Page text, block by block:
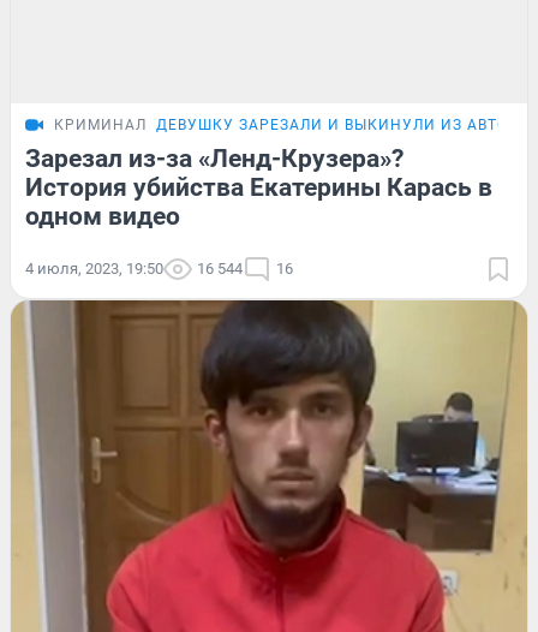
КРИМИНАЛ ДЕВУШКУ ЗАРЕЗАЛИ И ВЫКИНУЛИ ИЗ АВТО
Зарезал из-за «Ленд-Крузера»?
История убийства Екатерины Карась в
одном видео
4 июля, 2023, 19:50 16 544 16